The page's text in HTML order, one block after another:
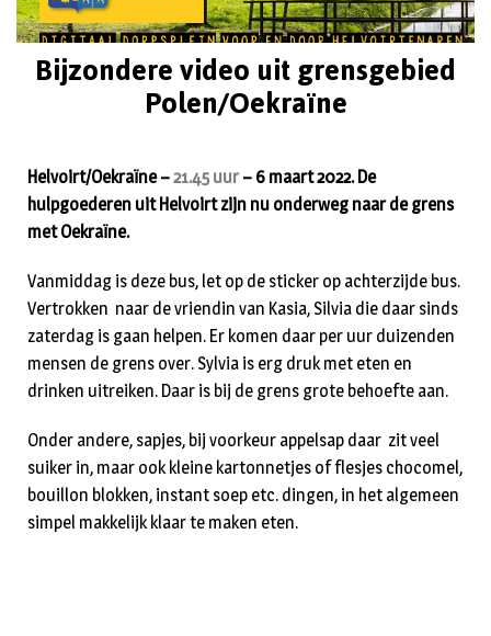
Bijzondere video uit grensgebied
Polen/Oekraïne
Helvoirt/Oekraïne –21.45 uur– 6 maart 2022. De
hulpgoederen uit Helvoirt zijn nu onderweg naar de grens
met Oekraïne.
Vanmiddag is deze bus, let op de sticker op achterzijde bus.
Vertrokken naar de vriendin van Kasia, Silvia die daar sinds
zaterdag is gaan helpen. Er komen daar per uur duizenden
mensen de grens over. Sylvia is erg druk met eten en
drinken uitreiken. Daar is bij de grens grote behoefte aan.
Onder andere, sapjes, bij voorkeur appelsap daar zit veel
suiker in, maar ook kleine kartonnetjes of flesjes chocomel,
bouillon blokken, instant soep etc. dingen, in het algemeen
simpel makkelijk klaar te maken eten.